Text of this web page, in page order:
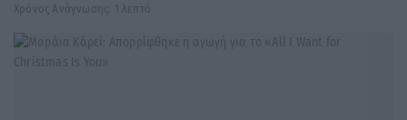
Χρόνος Ανάγνωσης: 1 λεπτό